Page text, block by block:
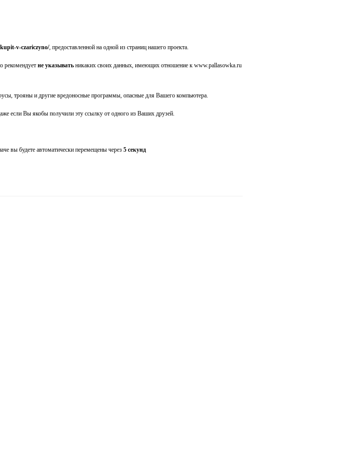
v-czariczyno/, предоставленной на одной из страниц нашего проекта.
рекомендует не указывать никаких своих данных, имеющих отношение к www.pallasowka.ru
трояны и другие вредоносные программы, опасные для Вашего компьютера.
если Вы якобы получили эту ссылку от одного из Ваших друзей.
вы будете автоматически перемещены через 5 секунд